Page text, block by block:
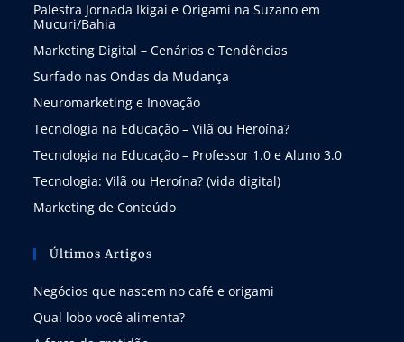
Palestra Jornada Ikigai e Origami na Suzano em
Mucuri/Bahia
Marketing Digital – Cenários e Tendências
Surfado nas Ondas da Mudança
Neuromarketing e Inovação
Tecnologia na Educação – Vilã ou Heroína?
Tecnologia na Educação – Professor 1.0 e Aluno 3.0
Tecnologia: Vilã ou Heroína? (vida digital)
Marketing de Conteúdo
Últimos Artigos
Negócios que nascem no café e origami
Qual lobo você alimenta?